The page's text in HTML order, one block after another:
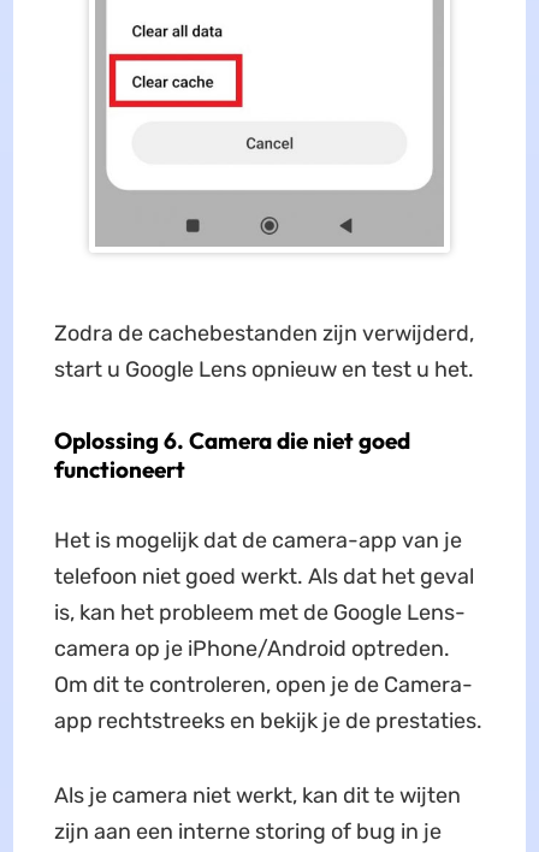
Zodra de cachebestanden zijn verwijderd,
start u Google Lens opnieuw en test u het.
Oplossing 6. Camera die niet goed
functioneert
Het is mogelijk dat de camera-app van je
telefoon niet goed werkt. Als dat het geval
is, kan het probleem met de Google Lens-
camera op je iPhone/Android optreden.
Om dit te controleren, open je de Camera-
app rechtstreeks en bekijk je de prestaties.
Als je camera niet werkt, kan dit te wijten
zijn aan een interne storing of bug in je